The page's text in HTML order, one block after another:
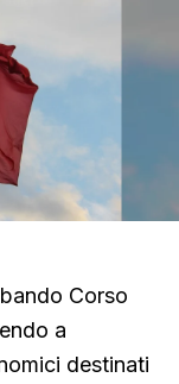
Corso
a
destinati